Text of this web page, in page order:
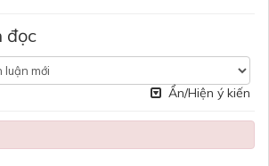
đọc
Ẩn/Hiện ý kiến